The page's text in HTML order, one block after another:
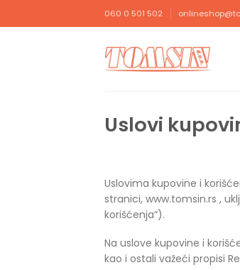
на
060 0 501 502
Uslovi
Uslovima kupovine i
stranici, www.tomsin.rs ,
korišćenja“).
Na uslove kupovine i
kao i ostali važeći propisi